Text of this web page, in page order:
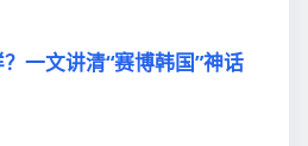
一文讲清“赛博韩国”神话